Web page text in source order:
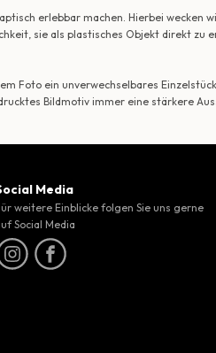
erlebbar machen. Hierbei wecken
sie als plastisches Objekt direkt zu
Foto ein unverwechselbares
Bildmotiv immer eine stärkere
Media
weitere Einblicke folgen Sie uns gerne
Social Media